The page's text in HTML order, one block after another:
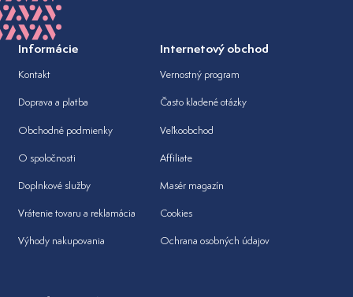
Informácie
Kontakt
Doprava a platba
Obchodné podmienky
O spoločnosti
Doplnkové služby
Vrátenie tovaru a reklamácia
Výhody nakupovania
Internetový obchod
Vernostný program
Často kladené otázky
Veľkoobchod
Affiliate
Masér magazín
Cookies
Ochrana osobných údajov